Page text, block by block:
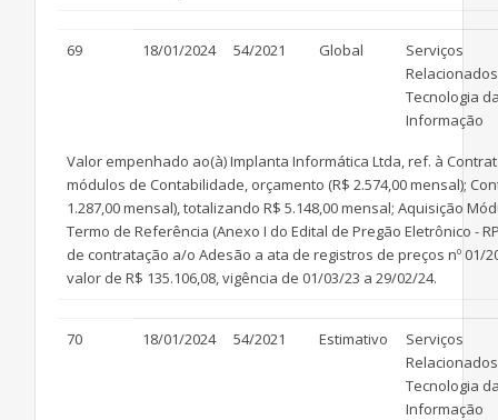
69 18/01/2024 54/2021 Global
Serviços
Tecnologia
Informação
Valor empenhado ao(à) Implanta Informática Ltda, ref. à
módulos de Contabilidade, orçamento (R$ 2.574,00 mensal);
1.287,00 mensal), totalizando R$ 5.148,00 mensal; Aquisição
Termo de Referência (Anexo I do Edital de Pregão Eletrônico -
de contratação a/o Adesão a ata de registros de preços nº 01/
valor de R$ 135.106,08, vigência de 01/03/23 a 29/02/24.
70 18/01/2024 54/2021 Estimativo
Serviços
Tecnologia
Informação